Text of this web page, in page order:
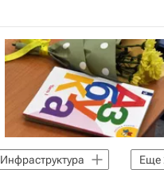
Еще
Инфраструктура